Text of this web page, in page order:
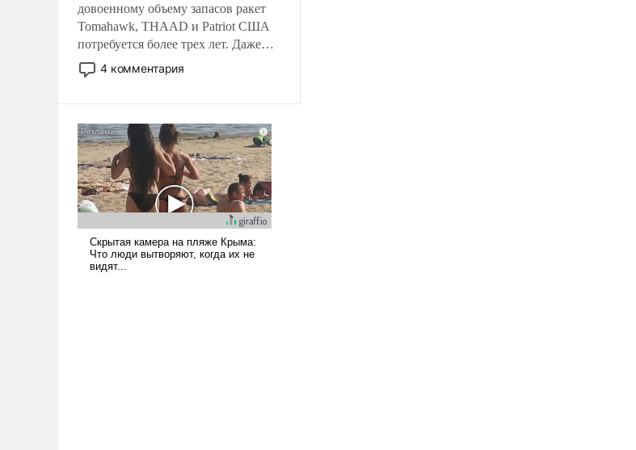
довоенному объему запасов ракет
Tomahawk, THAAD и Patriot США
потребуется более трех лет. Даже
небольшая война с Ираном
опустошила американские
уязвимости США, например, перед
Китаем.
4 комментария